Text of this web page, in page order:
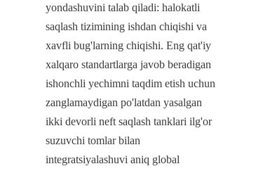
yondashuvini talab qiladi: halokatli
saqlash tizimining ishdan chiqishi va
xavfli bug'larning chiqishi. Eng qat'iy
xalqaro standartlarga javob beradigan
ishonchli yechimni taqdim etish uchun
zanglamaydigan po'latdan yasalgan
ikki devorli neft saqlash tanklari ilg'or
suzuvchi tomlar bilan
integratsiyalashuvi aniq global